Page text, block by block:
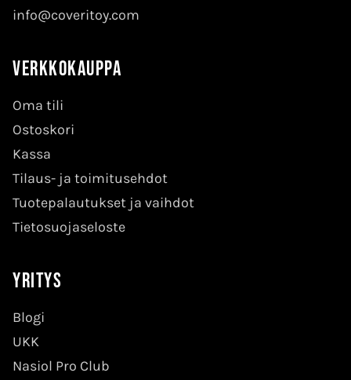
info@coveritoy.com
Verkkokauppa
Oma tili
Ostoskori
Kassa
Tilaus- ja toimitusehdot
Tuotepalautukset ja vaihdot
Tietosuojaseloste
Yritys
Blogi
UKK
Nasiol Pro Club